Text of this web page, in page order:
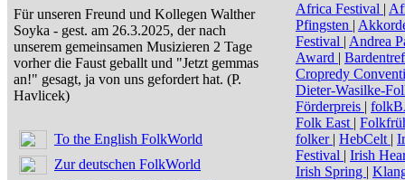
Für unseren Freund und Kollegen Walther
Soyka - gest. am 26.3.2025, der nach
unserem gemeinsamen Musizieren 2 Tage
vorher die Faust geballt und "Jetzt gemmas
an!" gesagt, ja von uns gefordert hat. (P.
Havlicek)
To the English FolkWorld
Zur deutschen FolkWorld
Africa Festival |
Pfingsten |
Festival | Andrea
Award |
Cropredy
Dieter-Wasilke-
Förderpreis |
Folk East |
folker | HebCelt |
Festival | Irish
Irish Spring |